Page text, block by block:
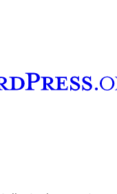
besuchen